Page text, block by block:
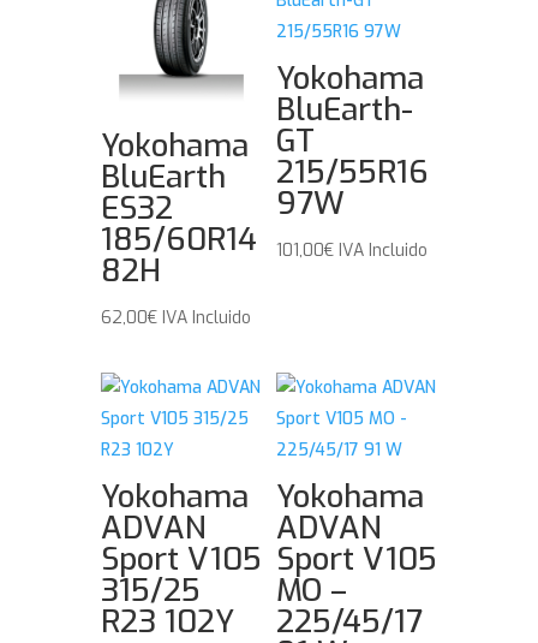
Yokohama
BluEarth
ES32
185/60R14
82H
62,00€ IVA Incluido
Yokohama
BluEarth-
GT
215/55R16
97W
101,00€ IVA Incluido
Yokohama
ADVAN
Sport V105
315/25
R23 102Y
Yokohama
ADVAN
Sport V105
MO –
225/45/17